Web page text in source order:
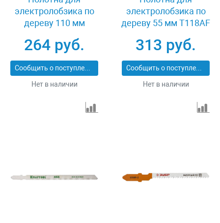
электролобзика по
дереву 110 мм
159512-4
264 руб.
Сообщить о поступлении
Нет в наличии
электролобзика по
дереву 55 мм T118AF
1,2
313 руб.
Сообщить о поступлении
Нет в наличии